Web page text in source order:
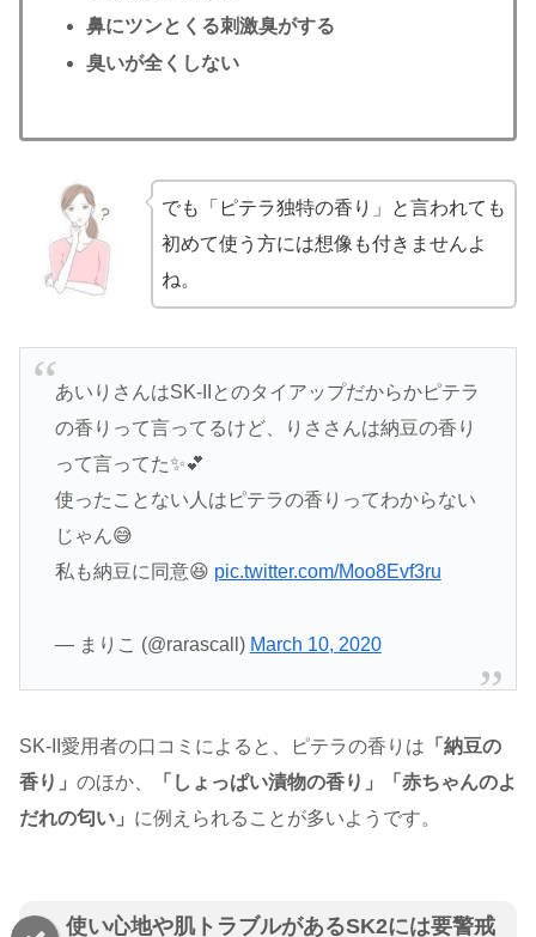
鼻にツンとくる刺激臭がする
臭いが全くしない
でも「ピテラ独特の香り」と言われても
初めて使う方には想像も付きませんよ
ね。
あいりさんはSK-IIとのタイアップだからかピテラ
の香りって言ってるけど、りささんは納豆の香り
って言ってた✨💕
使ったことない人はピテラの香りってわからない
じゃん😅
私も納豆に同意😆 pic.twitter.com/Moo8Evf3ru
— まりこ (@rarascall) March 10, 2020
SK-II愛用者の口コミによると、ピテラの香りは 「納豆の
香り」 のほか、
「しょっぱい漬物の香り」「赤ちゃんのよ
だれの匂い」 に例えられることが多いようです。
使い心地や肌トラブルがあるSK2には要警戒